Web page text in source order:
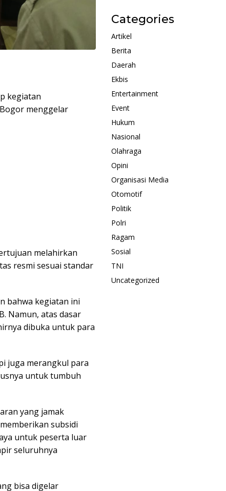
kegiatan
menggelar
melahirkan
resmi sesuai standar
bahwa kegiatan ini
Namun, atas dasar
dibuka untuk para
juga merangkul para
untuk tumbuh
yang jamak
subsidi
untuk peserta luar
seluruhnya
bisa digelar
Categories
Artikel
Berita
Daerah
Ekbis
Entertainment
Event
Hukum
Nasional
Olahraga
Opini
Organisasi Media
Otomotif
Politik
Polri
Ragam
Sosial
TNI
Uncategorized